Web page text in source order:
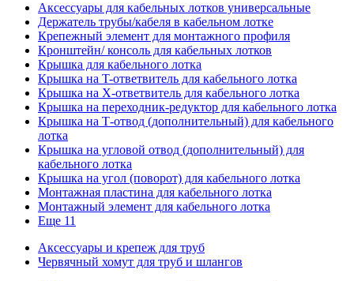
Аксессуары для кабельных лотков универсальные
Держатель трубы/кабеля в кабельном лотке
Крепежный элемент для монтажного профиля
Кронштейн/ консоль для кабельных лотков
Крышка для кабельного лотка
Крышка на T-ответвитель для кабельного лотка
Крышка на X-ответвитель для кабельного лотка
Крышка на переходник-редуктор для кабельного лотка
Крышка на Т-отвод (дополнительный) для кабельного
лотка
Крышка на угловой отвод (дополнительный) для
кабельного лотка
Крышка на угол (поворот) для кабельного лотка
Монтажная пластина для кабельного лотка
Монтажный элемент для кабельного лотка
Еще 11
Аксессуары и крепеж для труб
Червячный хомут для труб и шлангов